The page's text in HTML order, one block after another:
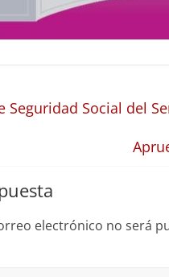
Seguridad Social del
electrónico no será